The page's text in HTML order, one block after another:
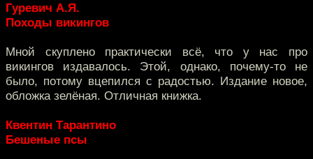
Гуревич А.Я.
Походы викингов
Мной скуплено практически всё, что у нас про
викингов издавалось. Этой, однако, почему-то не
было, потому вцепился с радостью. Издание новое,
обложка зелёная. Отличная книжка.
Квентин Тарантино
Бешеные псы